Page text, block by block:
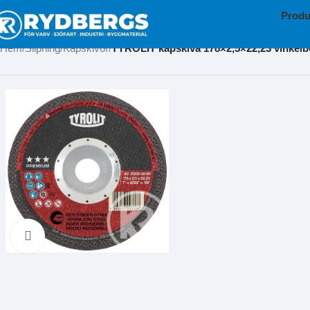
Hem Slipning Kapskivor TYROLIT kapskiva 178×2,5×22,23
Klicka för att förstora